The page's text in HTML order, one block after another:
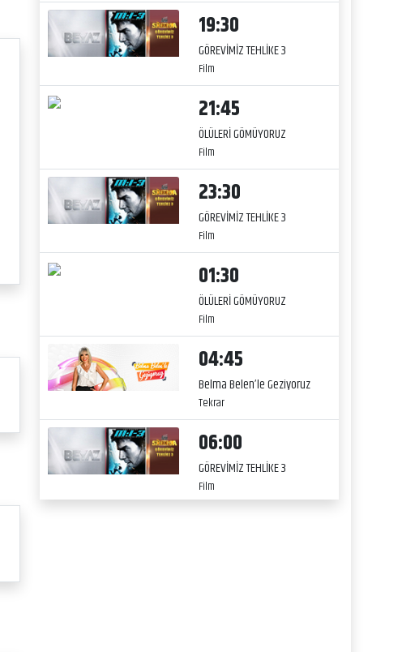
19:30
GÖREVİMİZ TEHLİKE 3
Film
21:45
ÖLÜLERİ GÖMÜYORUZ
Film
23:30
GÖREVİMİZ TEHLİKE 3
Film
01:30
ÖLÜLERİ GÖMÜYORUZ
Film
04:45
Belma Belen’le Geziyoruz
Tekrar
06:00
GÖREVİMİZ TEHLİKE 3
Film